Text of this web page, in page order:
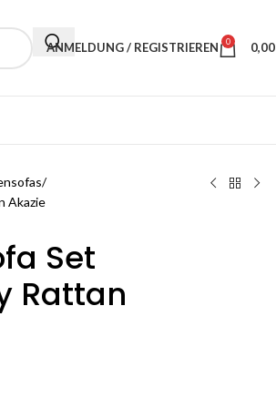
ANMELDUNG / REGISTRIEREN 0
Akazie
Set
Rattan